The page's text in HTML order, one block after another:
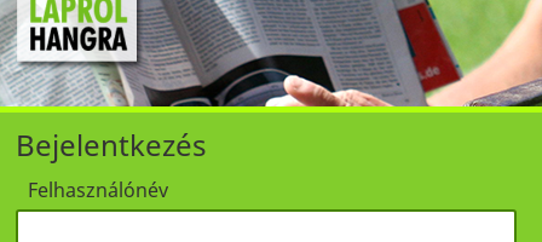
Bejelentkezés
Felhasználónév